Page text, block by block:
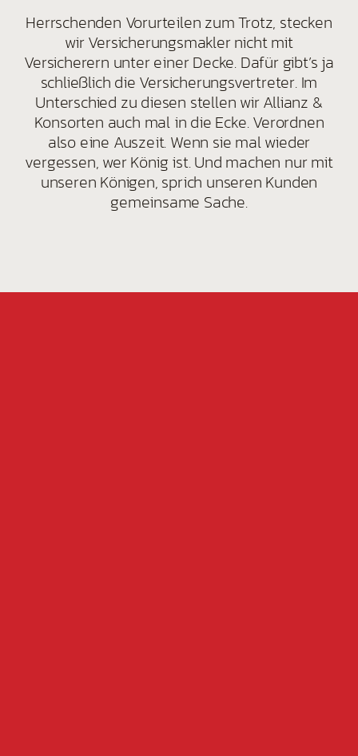
Herrschenden Vorurteilen zum Trotz, stecken
wir Versicherungsmakler nicht mit
Versicherern unter einer Decke. Dafür gibt’s ja
schließlich die Versicherungsvertreter. Im
Unterschied zu diesen stellen wir Allianz &
Konsorten auch mal in die Ecke. Verordnen
also eine Auszeit. Wenn sie mal wieder
vergessen, wer König ist. Und machen nur mit
unseren Königen, sprich unseren Kunden
gemeinsame Sache.